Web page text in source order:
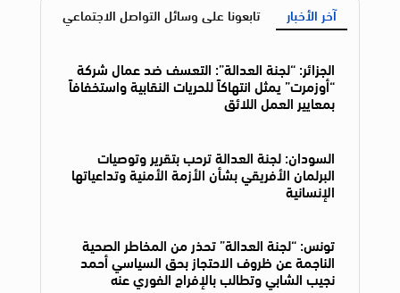
آخر الأخبار تابعونا على وسائل التواصل الاجتماعي
الجزائر: “لجنة العدالة”: التعسف ضد عمال شركة
“أوزمرت” يمثل انتهاكاً للحريات النقابية واستخفافاً
بمعايير العمل اللائق
السودان: لجنة العدالة ترحب بتقرير وتوصيات
البرلمان الأفريقي بشأن الأزمة الأمنية وتداعياتها
الإنسانية
تونس: “لجنة العدالة” تحذر من المخاطر الصحية
الناجمة عن ظروف الاحتجاز بحق السياسي أحمد
نجيب الشابي وتطالب بالإفراج الفوري عنه